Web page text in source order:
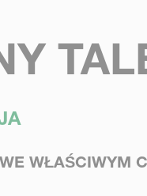
WŁAŚCIWYM